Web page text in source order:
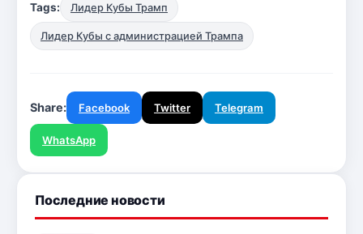
Tags: Лидер Кубы Трамп
Лидер Кубы с администрацией Трампа
Share: Facebook Twitter Telegram
WhatsApp
Последние новости